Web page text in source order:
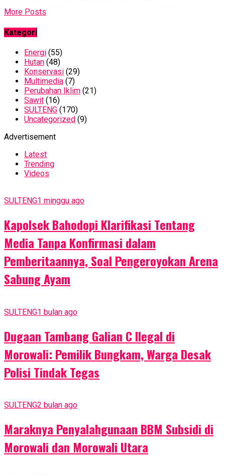
More Posts
Kategori
Energi (55)
Hutan (48)
Konservasi (29)
Multimedia (7)
Perubahan Iklim (21)
Sawit (16)
SULTENG (170)
Uncategorized (9)
Advertisement
Latest
Trending
Videos
SULTENG1 minggu ago
Kapolsek Bahodopi Klarifikasi Tentang
Media Tanpa Konfirmasi dalam
Pemberitaannya, Soal Pengeroyokan Arena
Sabung Ayam
SULTENG1 bulan ago
Dugaan Tambang Galian C Ilegal di
Morowali: Pemilik Bungkam, Warga Desak
Polisi Tindak Tegas
SULTENG2 bulan ago
Maraknya Penyalahgunaan BBM Subsidi di
Morowali dan Morowali Utara